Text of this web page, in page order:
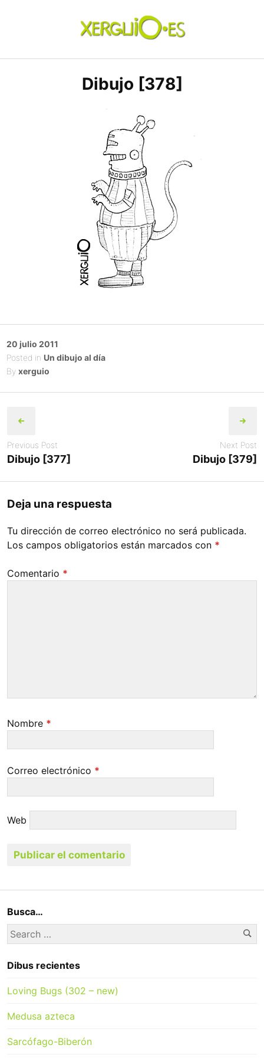
xerguio.ES | ilustración
Dibujo [378]
Posted
on
20 julio 2011
Posted in Un dibujo al día
By xerguio
navigation
Previous Post
Dibujo [377]
Next Post
Dibujo [379]
Deja una respuesta
Tu dirección de correo electrónico no será publicada.
Los campos obligatorios están marcados con *
Comentario *
Nombre *
Correo electrónico *
Web
Busca…
Search
for:
Dibus recientes
Loving Bugs (302 – new)
Medusa azteca
Sarcófago-Biberón